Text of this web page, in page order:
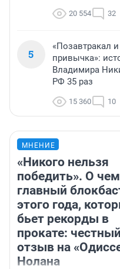
20 554 32
5
«Позавтракал
привычка»:
Владимира
РФ 35 раз
15 360 10
МНЕНИЕ
«Никого нельзя
победить». О чем
главный
этого года,
бьет рекорды в
прокате: честный
отзыв на
Нолана